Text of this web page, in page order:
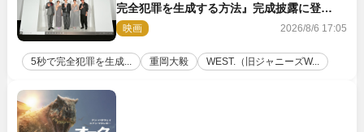
完全犯罪を生成する方法』完成披露に登
壇！ それぞれのAI活用術も発表
映画 2026/8/6 17:05
5秒で完全犯罪を生成... 重岡大毅 WEST.（旧ジャニーズW...